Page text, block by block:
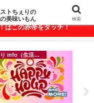
もんが満載！
はこの赤帯をタッチ！
ちぇり info（生活情報）
トちぇりの
美味いもん
検索